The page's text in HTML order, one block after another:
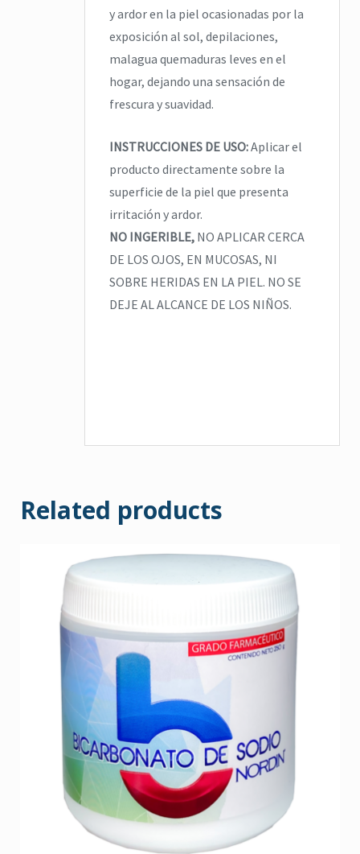
y ardor en la piel ocasionadas por la
exposición al sol, depilaciones,
malagua quemaduras leves en el
hogar, dejando una sensación de
frescura y suavidad.
INSTRUCCIONES DE USO:Aplicar el
producto directamente sobre la
superficie de la piel que presenta
irritación y ardor.
NO INGERIBLE,NO APLICAR CERCA
DE LOS OJOS, EN MUCOSAS, NI
SOBRE HERIDAS EN LA PIEL. NO SE
DEJE AL ALCANCE DE LOS NIÑOS.
Related products